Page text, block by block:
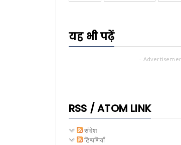
यह भी पढ़ें
-
RSS / ATOM LINK
संदेश
टिप्पणियाँ